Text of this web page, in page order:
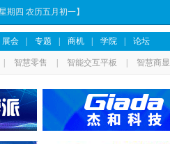
期四 农历五月初一】
展会 专题 商机 学院 论坛
智慧零售 智能交互平板 智慧商显